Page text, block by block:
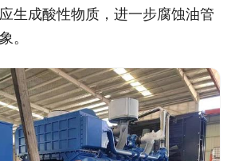
生成酸性物质，进一步腐蚀油管
。